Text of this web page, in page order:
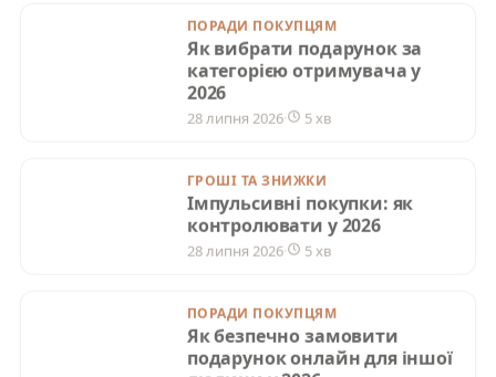
категорією отримувача у 2026
28 липня 2026· 5 хв
%
ГРОШІ ТА ЗНИЖКИ
28 липня 2026· 5 хв
ПОРАДИ ПОКУПЦЯМ
людини у 2026
27 липня 2026· 5 хв